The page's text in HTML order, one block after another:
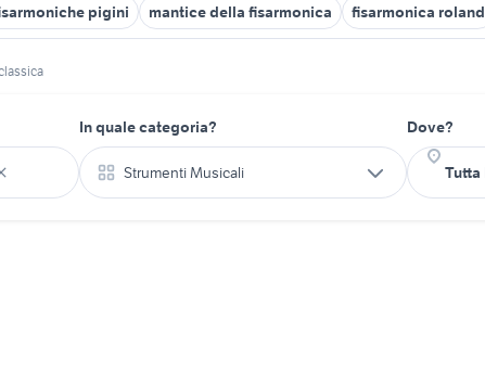
pigini mantice della fisarmonica fisarmonica roland
In quale categoria?
Strumenti Musicali
Dove?